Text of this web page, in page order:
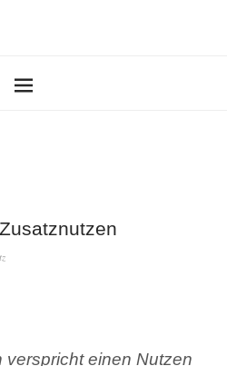
einen Nutzen